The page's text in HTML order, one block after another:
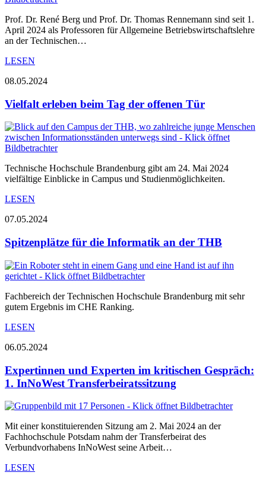
Prof. Dr. René Berg und Prof. Dr. Thomas Rennemann sind seit 1.
April 2024 als Professoren für Allgemeine Betriebswirtschaftslehre
an der Technischen…
LESEN
08.05.2024
Vielfalt erleben beim Tag der offenen Tür
Technische Hochschule Brandenburg gibt am 24. Mai 2024
vielfältige Einblicke in Campus und Studienmöglichkeiten.
LESEN
07.05.2024
Spitzenplätze für die Informatik an der THB
Fachbereich der Technischen Hochschule Brandenburg mit sehr
gutem Ergebnis im CHE Ranking.
LESEN
06.05.2024
Expertinnen und Experten im kritischen Gespräch:
1. InNoWest Transferbeiratssitzung
Mit einer konstituierenden Sitzung am 2. Mai 2024 an der
Fachhochschule Potsdam nahm der Transferbeirat des
Verbundvorhabens InNoWest seine Arbeit…
LESEN